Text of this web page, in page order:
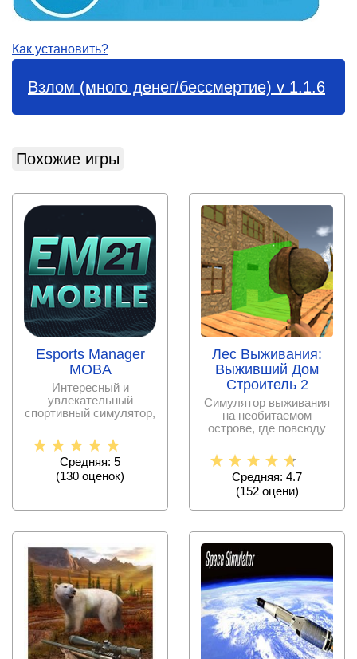
Как установить?
Взлом (много денег/бессмертие) v 1.1.6
Похожие игры
Esports Manager
MOBA
Интересный и
увлекательный
спортивный симулятор,
предстоит стать
Средняя: 5
(130 оценок)
Лес Выживания:
Выживший Дом
Строитель 2
Симулятор выживания
на необитаемом
острове, где повсюду
каждая
Средняя: 4.7
(152оцени)